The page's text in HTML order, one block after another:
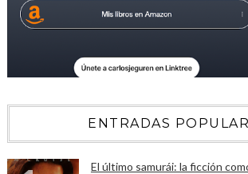
ENTRADAS
El último samurái: la ficción